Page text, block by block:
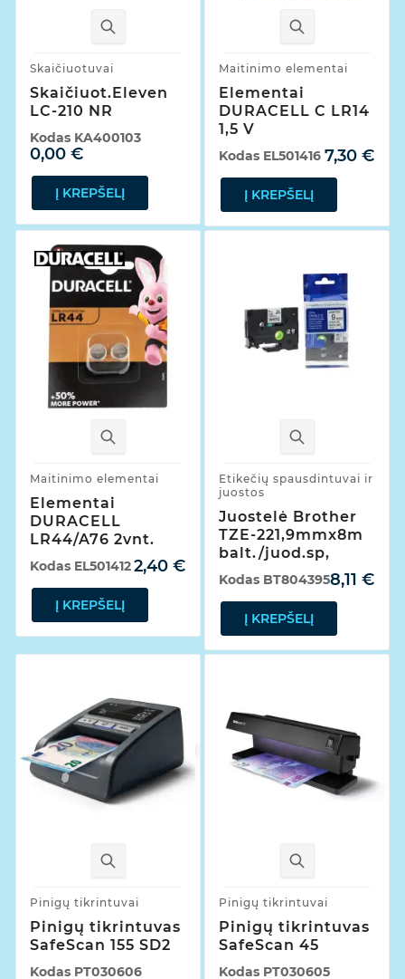
Skaičiuotuvai
Skaičiuot.Eleven
LC-210 NR
0,00 €
Kodas KA400103
Į KREPŠELĮ
Maitinimo elementai
Elementai
DURACELL C LR14
1,5 V
7,30 €
Kodas EL501416
Į KREPŠELĮ
Maitinimo elementai
Elementai
DURACELL
LR44/A76 2vnt.
2,40 €
Kodas EL501412
Į KREPŠELĮ
Etikečių spausdintuvai ir
juostos
Juostelė Brother
TZE-221,9mmx8m
balt./juod.sp,
8,11 €
Kodas BT804395
Į KREPŠELĮ
Pinigų tikrintuvai
Pinigų tikrintuvas
SafeScan 155 SD2
Kodas PT030606
Pinigų tikrintuvai
Pinigų tikrintuvas
SafeScan 45
Kodas PT030605